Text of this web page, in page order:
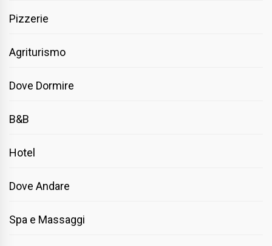
Pizzerie
Agriturismo
Dove Dormire
B&B
Hotel
Dove Andare
Spa e Massaggi